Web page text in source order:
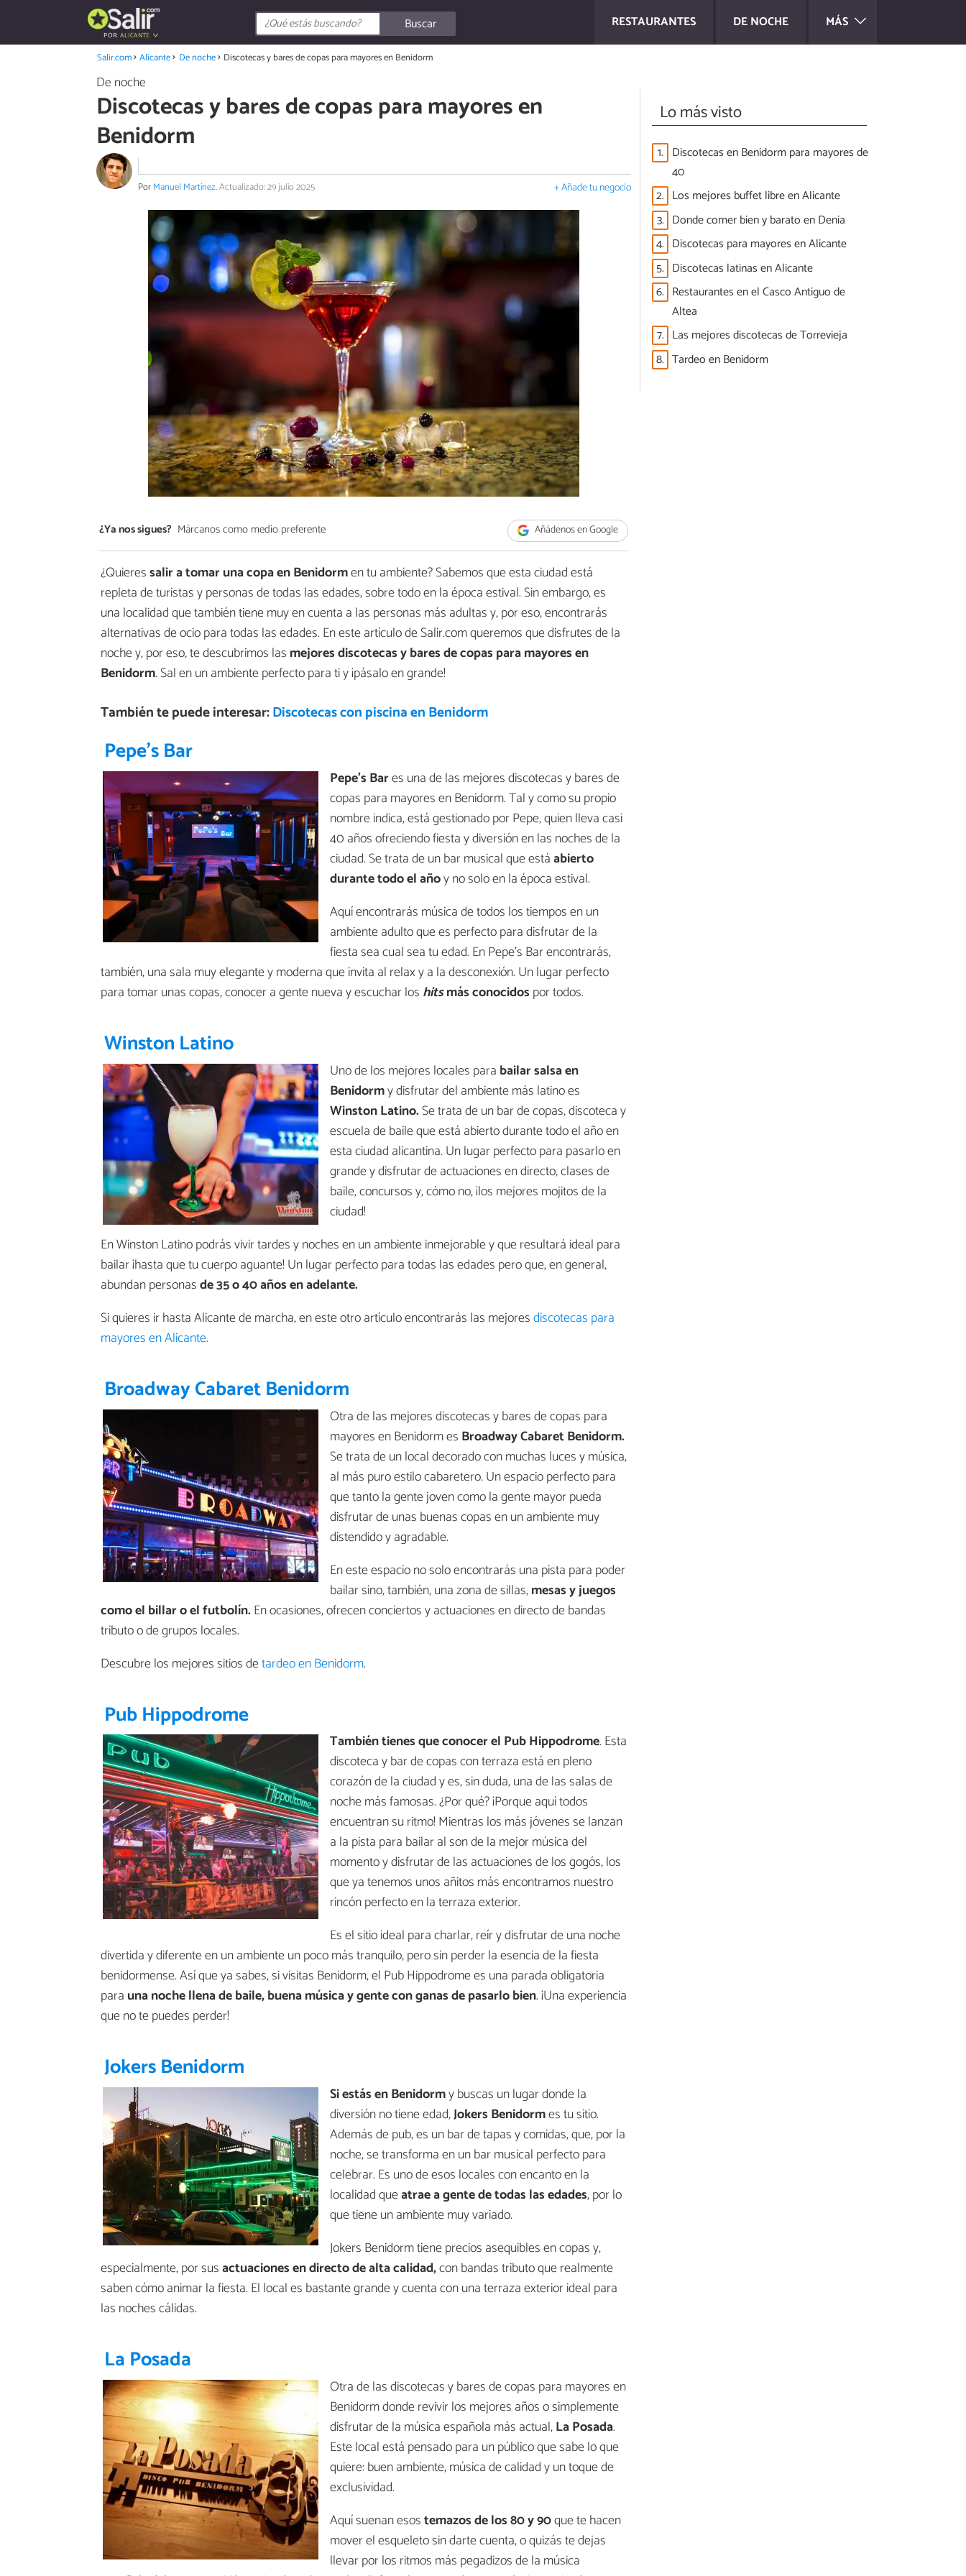
RESTAURANTES DE NOCHE MÁS
POR:ALICANTE
Buscar
Salir.com Alicante De noche Discotecas y bares de copas para mayores en Benidorm
De noche
Discotecas y bares de copas para mayores en
Benidorm
PorManuel Martínez.Actualizado: 29 julio 2025 + Añade tu negocio
¿Ya nos sigues? Márcanos como medio preferente Añádenos en Google
¿Quieressalir a tomar una copa en Benidormen tu ambiente? Sabemos que esta ciudad está
repleta de turistas y personas de todas las edades, sobre todo en la época estival. Sin embargo, es
una localidad que también tiene muy en cuenta a las personas más adultas y, por eso, encontrarás
alternativas de ocio para todas las edades. En este artículo de Salir.com queremos que disfrutes de la
noche y, por eso, te descubrimos las mejores discotecas y bares de copas para mayores en
Benidorm. Sal en un ambiente perfecto para ti y ¡pásalo en grande!
También te puede interesar:Discotecas con piscina en Benidorm
Pepe's Bar
Pepe's Bares una de las mejores discotecas y bares de
copas para mayores en Benidorm. Tal y como su propio
nombre indica, está gestionado por Pepe, quien lleva casi
40 años ofreciendo fiesta y diversión en las noches de la
ciudad. Se trata de un bar musical que estáabierto
durante todo el añoy no solo en la época estival.
Aquí encontrarás música de todos los tiempos en un
ambiente adulto que es perfecto para disfrutar de la
fiesta sea cual sea tu edad. En Pepe's Bar encontrarás,
también, una sala muy elegante y moderna que invita al relax y a la desconexión. Un lugar perfecto
para tomar unas copas, conocer a gente nueva y escuchar los hitsmás conocidos por todos.
Winston Latino
Uno de los mejores locales para bailar salsa en
Benidormy disfrutar del ambiente más latino es
Winston Latino.Se trata de un bar de copas, discoteca y
escuela de baile que está abierto durante todo el año en
esta ciudad alicantina. Un lugar perfecto para pasarlo en
grande y disfrutar de actuaciones en directo, clases de
baile, concursos y, cómo no, ¡los mejores mojitos de la
ciudad!
En Winston Latino podrás vivir tardes y noches en un ambiente inmejorable y que resultará ideal para
bailar ¡hasta que tu cuerpo aguante! Un lugar perfecto para todas las edades pero que, en general,
abundan personasde 35 o 40 años en adelante.
Si quieres ir hasta Alicante de marcha, en este otro artículo encontrarás las mejoresdiscotecas para
mayores en Alicante.
Broadway Cabaret Benidorm
Otra de las mejores discotecas y bares de copas para
mayores en Benidorm es Broadway Cabaret Benidorm.
Se trata de un local decorado con muchas luces y música,
al más puro estilo cabaretero. Un espacio perfecto para
que tanto la gente joven como la gente mayor pueda
disfrutar de unas buenas copas en un ambiente muy
distendido y agradable.
En este espacio no solo encontrarás una pista para poder
bailar sino, también, una zona de sillas,mesas y juegos
como el billar o el futbolín.En ocasiones, ofrecen conciertos y actuaciones en directo de bandas
tributo o de grupos locales.
Descubre los mejores sitios detardeo en Benidorm.
Pub Hippodrome
También tienes que conocer el Pub Hippodrome. Esta
discoteca y bar de copas con terraza está en pleno
corazón de la ciudad y es, sin duda, una de las salas de
noche más famosas. ¿Por qué? ¡Porque aquí todos
encuentran su ritmo! Mientras los más jóvenes se lanzan
a la pista para bailar al son de la mejor música del
momento y disfrutar de las actuaciones de los gogós, los
que ya tenemos unos añitos más encontramos nuestro
rincón perfecto en la terraza exterior.
Es el sitio ideal para charlar, reír y disfrutar de una noche
divertida y diferente en un ambiente un poco más tranquilo, pero sin perder la esencia de la fiesta
benidormense. Así que ya sabes, si visitas Benidorm, el Pub Hippodrome es una parada obligatoria
para una noche llena de baile, buena música y gente con ganas de pasarlo bien. ¡Una experiencia
que no te puedes perder!
Jokers Benidorm
Si estás en Benidormy buscas un lugar donde la
diversión no tiene edad,Jokers Benidormes tu sitio.
Además de pub, es un bar de tapas y comidas, que, por la
noche, se transforma en un bar musical perfecto para
celebrar. Es uno de esos locales con encanto en la
localidad queatrae a gente de todas las edades, por lo
que tiene un ambiente muy variado.
Jokers Benidorm tiene precios asequibles en copas y,
especialmente, por susactuaciones en directo de alta calidad,con bandas tributo que realmente
saben cómo animar la fiesta. El local es bastante grande y cuenta con una terraza exterior ideal para
las noches cálidas.
La Posada
Otra de las discotecas y bares de copas para mayores en
Benidorm donde revivir los mejores años o simplemente
disfrutar de la música española más actual,La Posada.
Este local está pensado para un público que sabe lo que
quiere: buen ambiente, música de calidad y un toque de
exclusividad.
Aquí suenan esostemazos de los 80 y 90que te hacen
mover el esqueleto sin darte cuenta, o quizás te dejas
llevar por los ritmos más pegadizos de la música
Lo más visto
1. Discotecas en Benidorm para mayores de
40
2. Los mejores buffet libre en Alicante
3. Donde comer bien y barato en Denia
4. Discotecas para mayores en Alicante
5. Discotecas latinas en Alicante
6. Restaurantes en el Casco Antiguo de
Altea
7. Las mejores discotecas de Torrevieja
8. Tardeo en Benidorm